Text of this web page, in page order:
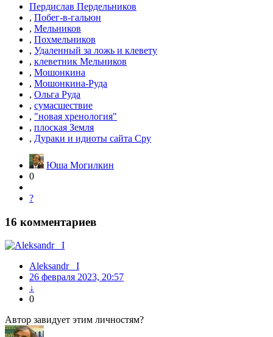
Пердислав Пердельников
, Побег-в-гальюн
, Мельников
, Похмельников
, Удаленный за ложь и клевету
, клеветник Мельников
, Мошонкина
, Мошонкина-Руда
, Ольга Руда
, сумасшествие
, "новая хренология"
, плоская Земля
, Дураки и идиоты сайта Сру
Юша Могилкин
0
?
16 комментариев
Aleksandr_ I
26 февраля 2023, 20:57
↓
0
Автор завидует этим личностям?